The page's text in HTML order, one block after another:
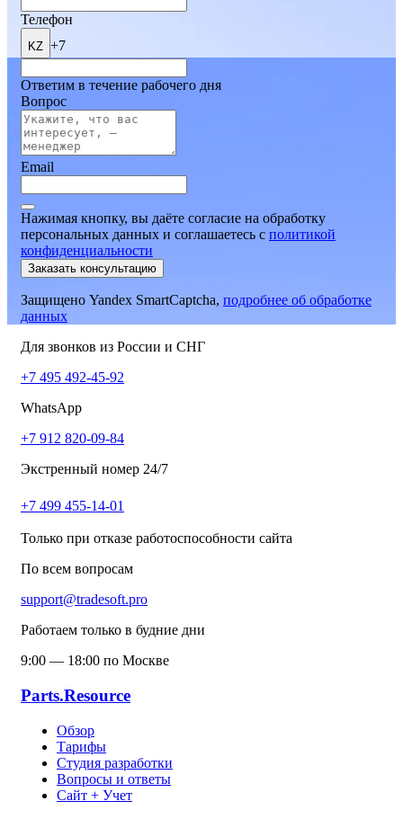
Телефон
KZ +7
Ответим в течение рабочего дня
Вопрос
Email
Нажимая кнопку, вы даёте согласие на обработку
персональных данных и соглашаетесь c политикой
конфиденциальности
Заказать консультацию
Защищено Yandex SmartCaptcha, подробнее об обработке
данных
Для звонков из России и СНГ
+7 495 492-45-92
WhatsApp
+7 912 820-09-84
Экстренный номер 24/7
+7 499 455-14-01
Только при отказе работоспособности сайта
По всем вопросам
support@tradesoft.pro
Работаем только в будние дни
9:00 — 18:00 по Москве
Parts.Resource
Обзор
Тарифы
Студия разработки
Вопросы и ответы
Сайт + Учет